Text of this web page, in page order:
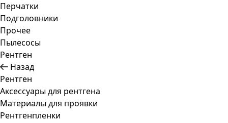
Перчатки
Подголовники
Прочее
Пылесосы
Рентген
Назад
Рентген
Аксессуары для рентгена
Материалы для проявки
Рентгенпленки